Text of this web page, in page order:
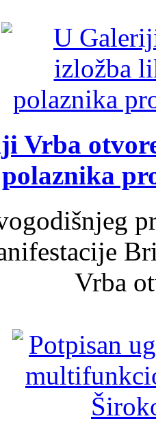
Vrba
polaznika
Vrba